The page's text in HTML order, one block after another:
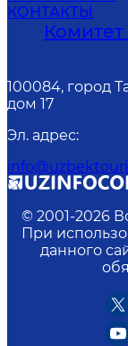
КОНТАКТЫ
100084, город
дом 17
Эл. адрес:
© 2001-2026
При
данного